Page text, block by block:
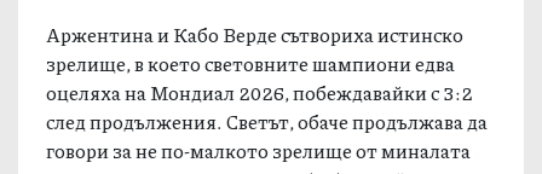
Аржентина и Кабо Верде сътвориха истинско
зрелище, в което световните шампиони едва
оцеляха на Мондиал 2026, побеждавайки с 3:2
след продължения. Светът, обаче продължава да
говори за не по-малкото зрелище от миналата